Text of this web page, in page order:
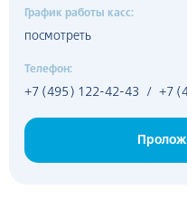
График работы касс:
посмотреть
Телефон:
+7 (495) 122-42-43 / +7